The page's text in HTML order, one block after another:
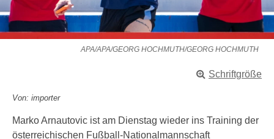
APA/APA/GEORG HOCHMUTH/GEORG HOCHMUTH
Schriftgröße
Von: importer
Marko Arnautovic ist am Dienstag wieder ins Training der
österreichischen Fußball-Nationalmannschaft